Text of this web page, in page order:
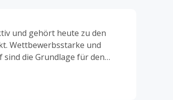
und gehört heute zu den
Wettbewerbsstarke und
die Grundlage für den
werden. So lassen sich